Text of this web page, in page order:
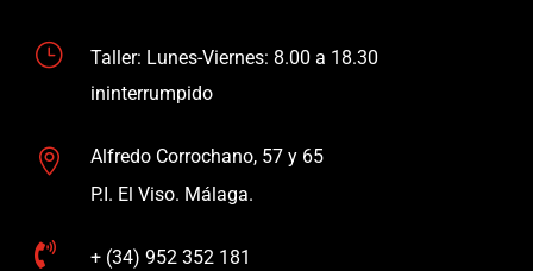
}
Taller: Lunes-Viernes: 8.00 a 18.30
ininterrumpido

Alfredo Corrochano, 57 y 65
P.I. El Viso. Málaga.
 + (34) 952 352 181